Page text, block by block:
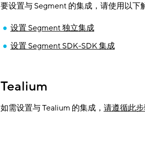
要设置与 Segment 的集成，请使用以下
设置 Segment 独立集成
设置 Segment SDK-SDK 集成
Tealium
如需设置与 Tealium 的集成， 请遵循此